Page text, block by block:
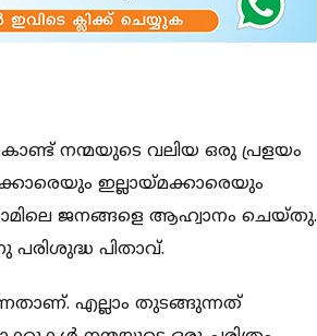
നന്മയുടെ വലിയ ഒരു പ്രളയം
ഇല്ലായ്മക്കാരെയും
ജനങ്ങളെ ആഹ്വാനം ചെയ്തു.
പിതാവ്.
എല്ലാം തുടങ്ങുന്നത്